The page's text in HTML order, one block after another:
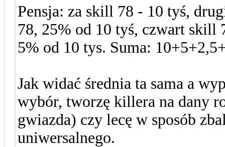
Pensja: za skill 78 - 10 tyś,
78, 25% od 10 tyś, czwart
5% od 10 tys. Suma:
Jak widać średnia ta sama a
wybór, tworzę killera na dany
gwiazda) czy lecę w sposób
uniwersalnego.